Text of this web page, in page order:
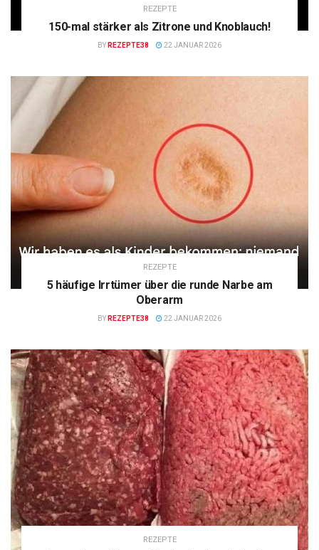
REZEPTE
150-mal stärker als Zitrone und Knoblauch!
BY REZEPTE38 22 JANUAR 2026
REZEPTE
5 häufige Irrtümer über die runde Narbe am
Oberarm
BY REZEPTE38 22 JANUAR 2026
REZEPTE